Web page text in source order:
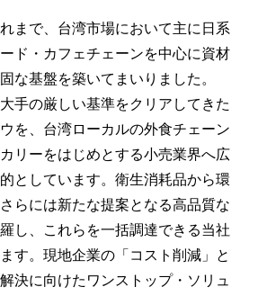
まで、台湾市場において主に日系
ド・カフェチェーンを中心に資材
な基盤を築いてまいりました。
手の厳しい基準をクリアしてきた
を、台湾ローカルの外食チェーン
リーをはじめとする小売業界へ広
としています。衛生消耗品から環
らには新たな提案となる高品質な
し、これらを一括調達できる当社
す。現地企業の「コスト削減」と
決に向けたワンストップ・ソリュ